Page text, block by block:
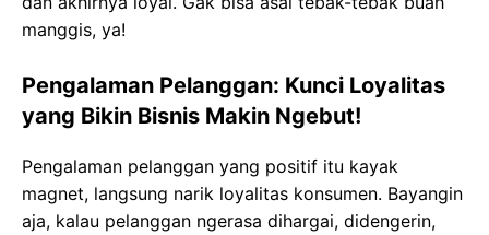
manggis, ya!
Pengalaman Pelanggan: Kunci Loyalitas
yang Bikin Bisnis Makin Ngebut!
Pengalaman pelanggan yang positif itu kayak
magnet, langsung narik loyalitas konsumen. Bayangin
aja, kalau pelanggan ngerasa dihargai, didengerin,